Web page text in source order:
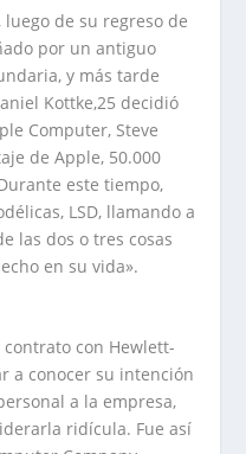
de su regreso de
por un antiguo
y más tarde
Kottke,25 decidió
Computer, Steve
de Apple, 50.000
este tiempo,
LSD, llamando a
las dos o tres cosas
en su vida».
con Hewlett-
a conocer su intención
a la empresa,
ridícula. Fue así